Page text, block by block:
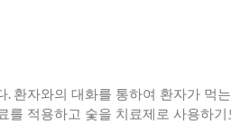
. 환자와의 대화를 통하여 환자가 먹
를 적용하고 숯을 치료제로 사용하